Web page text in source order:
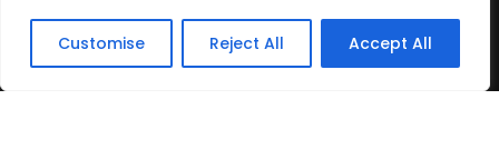
Customise Reject All Accept All
szabályzat